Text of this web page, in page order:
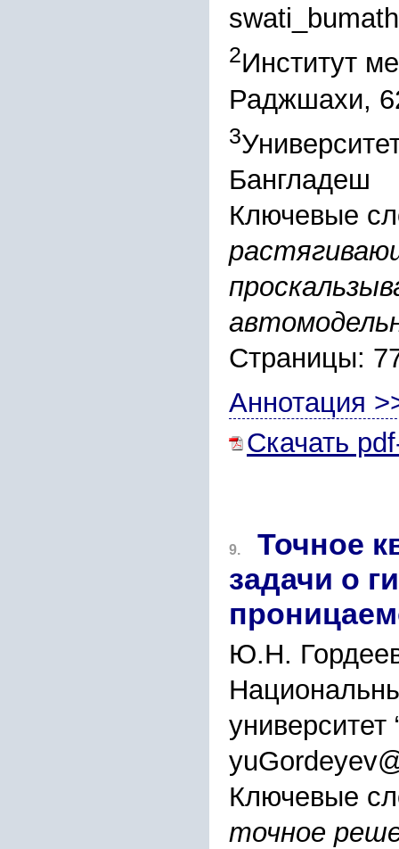
2Институт
Раджшахи,
3
Бангладеш
Ключевые
Страницы:
Аннотация
Скачать
9.
Точное
задачи о
Ю.Н.
Ключевые
точное